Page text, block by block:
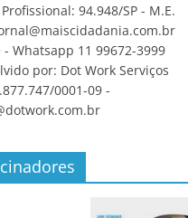
94.948/SP - M.E.
- Whatsapp 11 99672-3999
por: Dot Work Serviços
0001-09 -